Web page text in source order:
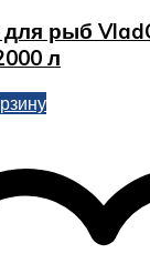
рыб
л